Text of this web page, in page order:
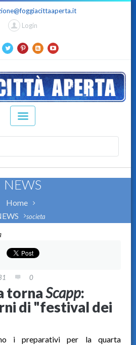
Login
NEWS
Home
societa
0
tornaScapp:
di "festival dei
i preparativi per la quarta